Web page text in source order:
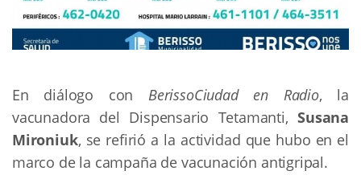
En diálogo con BerissoCiudad en Radio, la
vacunadora del Dispensario Tetamanti,Susana
Mironiuk, se refirió a la actividad que hubo en el
marco de la campaña de vacunación antigripal.